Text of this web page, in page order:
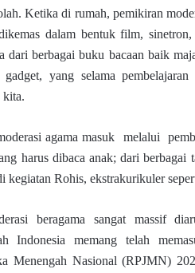
Ketika di rumah, pemikiran
dalam bentuk film,
berbagai buku bacaan baik
yang selama
kita.
agama masuk melalui
harus dibaca anak; dari berbagai
kegiatan Rohis, ekstrakurikuler
beragama sangat massif
Indonesia memang telah
Menengah Nasional (RPJMN)